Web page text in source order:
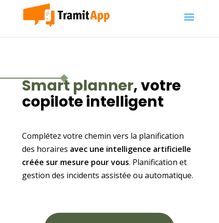
Smart planner, votre
copilote intelligent
Complétez votre chemin vers la planification
des horaires avec une intelligence artificielle
créée sur mesure pour vous. Planification et
gestion des incidents assistée ou automatique.